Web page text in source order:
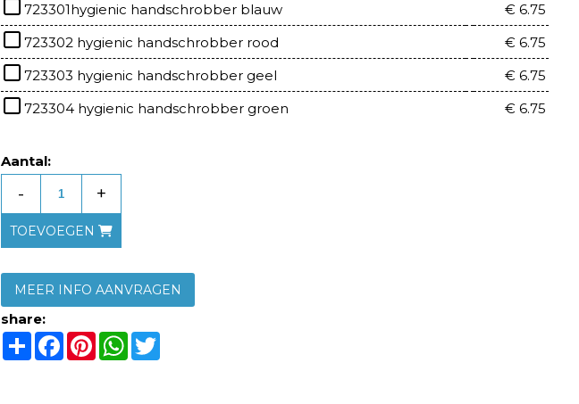
723301hygienic handschrobber blauw
€ 6.75
723302 hygienic handschrobber rood
€ 6.75
723303 hygienic handschrobber geel
€ 6.75
723304 hygienic handschrobber groen
€ 6.75
Aantal:
- +
TOEVOEGEN
MEER INFO AANVRAGEN
share:
ShareFacebook
PinterestWhatsApp